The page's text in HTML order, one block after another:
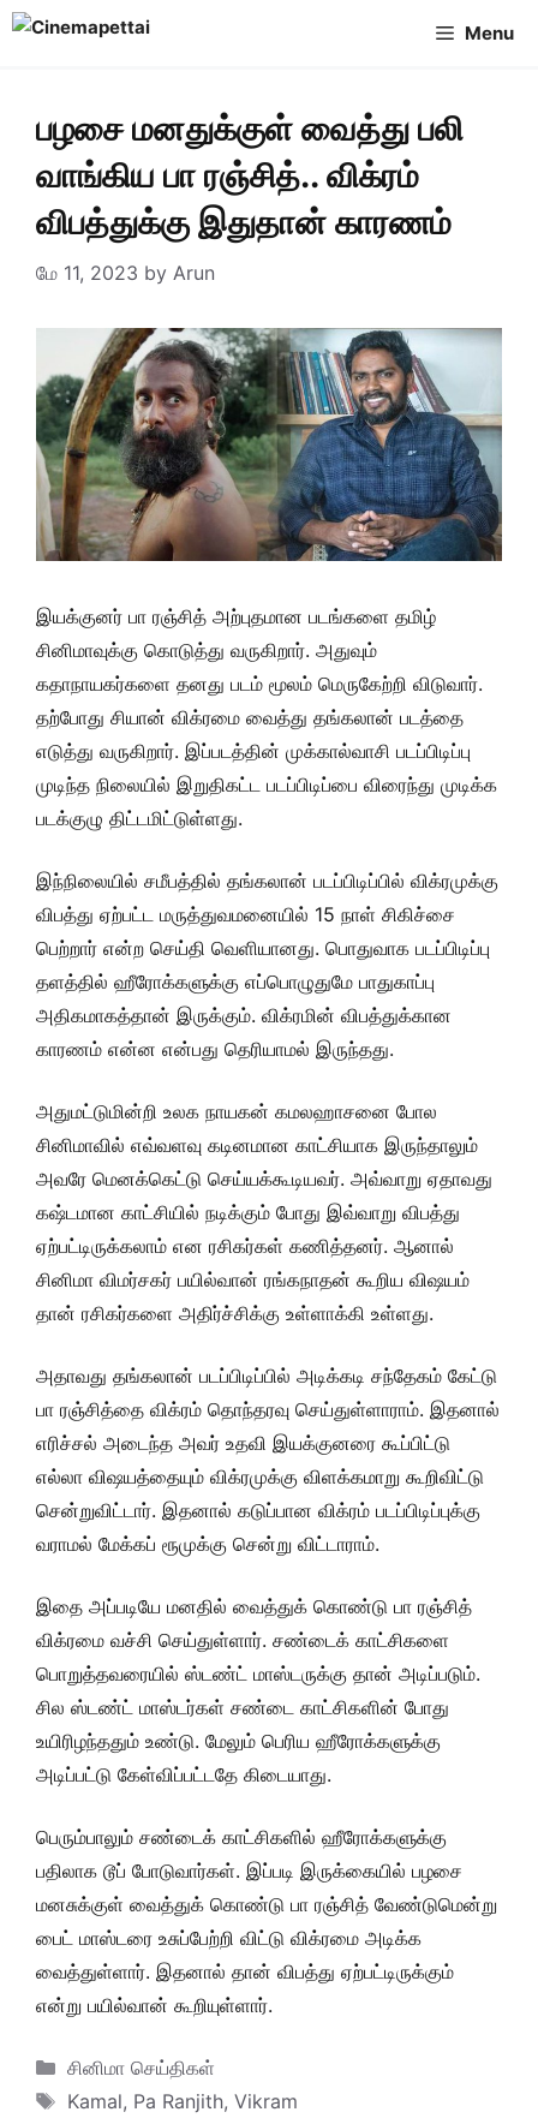
Skip
Menu
பழசை மனதுக்குள் வைத்து பலி
வாங்கிய பா ரஞ்சித்.. விக்ரம்
விபத்துக்கு இதுதான் காரணம்
மே 11, 2023 by Arun
இயக்குனர் பா ரஞ்சித் அற்புதமான படங்களை தமிழ்
சினிமாவுக்கு கொடுத்து வருகிறார். அதுவும்
கதாநாயகர்களை தனது படம் மூலம் மெருகேற்றி விடுவார்.
தற்போது சியான் விக்ரமை வைத்து தங்கலான் படத்தை
எடுத்து வருகிறார். இப்படத்தின் முக்கால்வாசி படப்பிடிப்பு
முடிந்த நிலையில் இறுதிகட்ட படப்பிடிப்பை விரைந்து முடிக்க
படக்குழு திட்டமிட்டுள்ளது.
இந்நிலையில் சமீபத்தில் தங்கலான் படப்பிடிப்பில் விக்ரமுக்கு
விபத்து ஏற்பட்ட மருத்துவமனையில் 15 நாள் சிகிச்சை
பெற்றார் என்ற செய்தி வெளியானது. பொதுவாக படப்பிடிப்பு
தளத்தில் ஹீரோக்களுக்கு எப்பொழுதுமே பாதுகாப்பு
அதிகமாகத்தான் இருக்கும். விக்ரமின் விபத்துக்கான
காரணம் என்ன என்பது தெரியாமல் இருந்தது.
அதுமட்டுமின்றி உலக நாயகன் கமலஹாசனை போல
சினிமாவில் எவ்வளவு கடினமான காட்சியாக இருந்தாலும்
அவரே மெனக்கெட்டு செய்யக்கூடியவர். அவ்வாறு ஏதாவது
கஷ்டமான காட்சியில் நடிக்கும் போது இவ்வாறு விபத்து
ஏற்பட்டிருக்கலாம் என ரசிகர்கள் கணித்தனர். ஆனால்
சினிமா விமர்சகர் பயில்வான் ரங்கநாதன் கூறிய விஷயம்
தான் ரசிகர்களை அதிர்ச்சிக்கு உள்ளாக்கி உள்ளது.
அதாவது தங்கலான் படப்பிடிப்பில் அடிக்கடி சந்தேகம் கேட்டு
பா ரஞ்சித்தை விக்ரம் தொந்தரவு செய்துள்ளாராம். இதனால்
எரிச்சல் அடைந்த அவர் உதவி இயக்குனரை கூப்பிட்டு
எல்லா விஷயத்தையும் விக்ரமுக்கு விளக்கமாறு கூறிவிட்டு
சென்றுவிட்டார். இதனால் கடுப்பான விக்ரம் படப்பிடிப்புக்கு
வராமல் மேக்கப் ரூமுக்கு சென்று விட்டாராம்.
இதை அப்படியே மனதில் வைத்துக் கொண்டு பா ரஞ்சித்
விக்ரமை வச்சி செய்துள்ளார். சண்டைக் காட்சிகளை
பொறுத்தவரையில் ஸ்டண்ட் மாஸ்டருக்கு தான் அடிப்படும்.
சில ஸ்டண்ட் மாஸ்டர்கள் சண்டை காட்சிகளின் போது
உயிரிழந்ததும் உண்டு. மேலும் பெரிய ஹீரோக்களுக்கு
அடிப்பட்டு கேள்விப்பட்டதே கிடையாது.
பெரும்பாலும் சண்டைக் காட்சிகளில் ஹீரோக்களுக்கு
பதிலாக டூப் போடுவார்கள். இப்படி இருக்கையில் பழசை
மனசுக்குள் வைத்துக் கொண்டு பா ரஞ்சித் வேண்டுமென்று
பைட் மாஸ்டரை உசுப்பேற்றி விட்டு விக்ரமை அடிக்க
வைத்துள்ளார். இதனால் தான் விபத்து ஏற்பட்டிருக்கும்
என்று பயில்வான் கூறியுள்ளார்.
Categories
சினிமா செய்திகள்
Tags
Kamal, Pa Ranjith, Vikram